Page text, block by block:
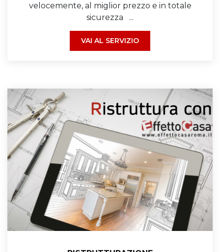
velocemente, al miglior prezzo e in totale
sicurezza ...
VAI AL SERVIZIO